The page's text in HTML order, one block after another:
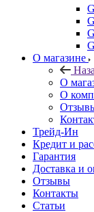
О магазине
О
О
Трейд-Ин
Кредит и
Гарантия
Доставка и
Отзывы
Контакты
Статьи